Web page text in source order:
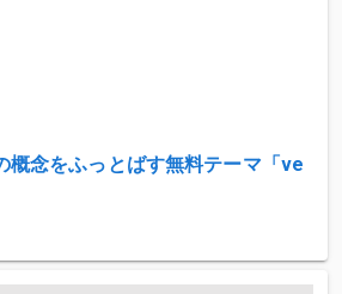
概念をふっとばす無料テーマ「ve